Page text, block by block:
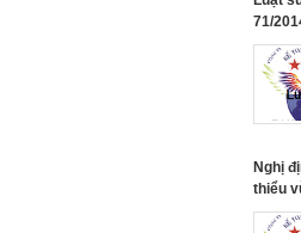
71/
Nghị
thiểu